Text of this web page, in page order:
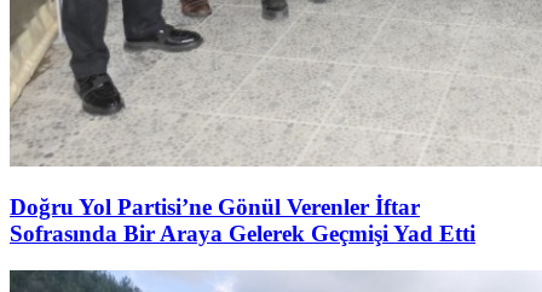
Doğru Yol Partisi’ne Gönül Verenler İftar
Sofrasında Bir Araya Gelerek Geçmişi Yad Etti